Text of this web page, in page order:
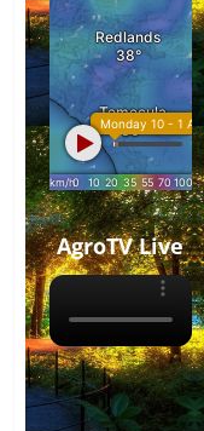
AgroTV Live